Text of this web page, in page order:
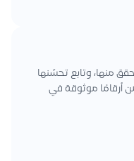
منها، وتابع تحسّنها
أرقامًا موثوقة في